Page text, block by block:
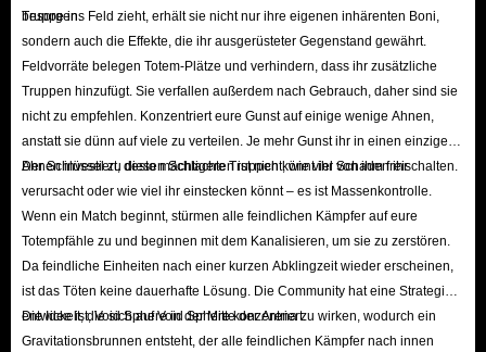
besorgen.
Truppe ins Feld zieht, erhält sie nicht nur ihre eigenen inhärenten Boni,
sondern auch die Effekte, die ihr ausgerüsteter Gegenstand gewährt.
Feldvorräte belegen Totem-Plätze und verhindern, dass ihr zusätzliche
Truppen hinzufügt. Sie verfallen außerdem nach Gebrauch, daher sind sie
nicht zu empfehlen. Konzentriert eure Gunst auf einige wenige Ahnen,
anstatt sie dünn auf viele zu verteilen. Je mehr Gunst ihr in einen einzigen
Ahnen investiert, desto mächtigere Truppen könnt ihr von ihm freischalten.
Der Schlüssel zu diesen Schlachten ist nicht, wie viel Schaden ihr
verursacht oder wie viel ihr einstecken könnt – es ist Massenkontrolle.
Wenn ein Match beginnt, stürmen alle feindlichen Kämpfer auf eure
Totempfähle zu und beginnen mit dem Kanalisieren, um sie zu zerstören.
Da feindliche Einheiten nach einer kurzen Abklingzeit wieder erscheinen,
ist das Töten keine dauerhafte Lösung. Die Community hat eine Strategie
entwickelt, die sich auf Void Sphere konzentriert.
Die Idee ist, Void Sphere in der Mitte der Arena zu wirken, wodurch ein
Gravitationsbrunnen entsteht, der alle feindlichen Kämpfer nach innen